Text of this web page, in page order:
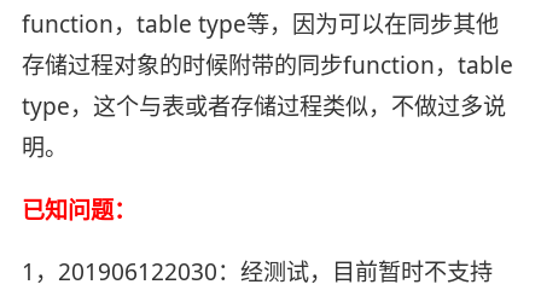
function，table type等，因为可以在同步其他
存储过程对象的时候附带的同步function，table
type，这个与表或者存储过程类似，不做过多说
明。
已知问题：
1，201906122030：经测试，目前暂时不支持